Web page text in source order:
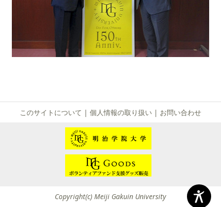
このサイトについて | 個人情報の取り扱い | お問い合わせ
Copyright(c) Meiji Gakuin University